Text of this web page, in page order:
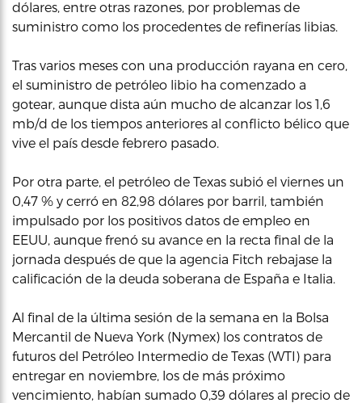
dólares, entre otras razones, por problemas de
suministro como los procedentes de refinerías libias.
Tras varios meses con una producción rayana en cero,
el suministro de petróleo libio ha comenzado a
gotear, aunque dista aún mucho de alcanzar los 1,6
mb/d de los tiempos anteriores al conflicto bélico que
vive el país desde febrero pasado.
Por otra parte, el petróleo de Texas subió el viernes un
0,47 % y cerró en 82,98 dólares por barril, también
impulsado por los positivos datos de empleo en
EEUU, aunque frenó su avance en la recta final de la
jornada después de que la agencia Fitch rebajase la
calificación de la deuda soberana de España e Italia.
Al final de la última sesión de la semana en la Bolsa
Mercantil de Nueva York (Nymex) los contratos de
futuros del Petróleo Intermedio de Texas (WTI) para
entregar en noviembre, los de más próximo
vencimiento, habían sumado 0,39 dólares al precio de